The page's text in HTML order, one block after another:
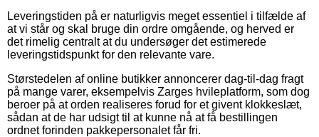
Leveringstiden på er naturligvis meget essentiel i tilfælde af
at vi står og skal bruge din ordre omgående, og herved er
det rimelig centralt at du undersøger det estimerede
leveringstidspunkt for den relevante vare.
Størstedelen af online butikker annoncerer dag-til-dag fragt
på mange varer, eksempelvis Zarges hvileplatform, som dog
beroer på at orden realiseres forud for et givent klokkeslæt,
sådan at de har udsigt til at kunne nå at få bestillingen
ordnet forinden pakkepersonalet får fri.